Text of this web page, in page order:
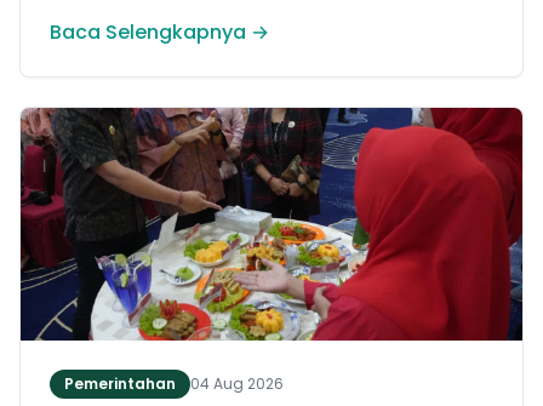
mencakup tiga domain utama, yakni pemberian
tindakan hukum lainnya.
Baca Selengkapnya →
Pemerintahan 04 Aug 2026